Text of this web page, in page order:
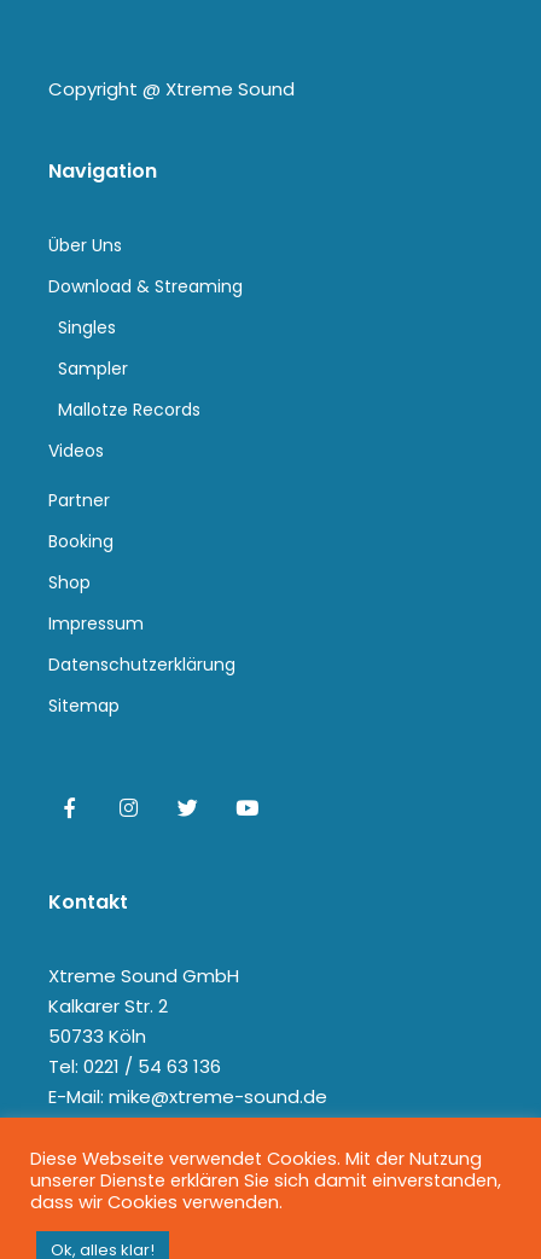
Copyright @ Xtreme Sound
Navigation
Über Uns
Download & Streaming
Singles
Sampler
Mallotze Records
Videos
Partner
Booking
Shop
Impressum
Datenschutzerklärung
Sitemap
Kontakt
Xtreme Sound GmbH
Kalkarer Str. 2
50733 Köln
Tel: 0221 / 54 63 136
E-Mail: mike@xtreme-sound.de
Diese Webseite verwendet Cookies. Mit der Nutzung
unserer Dienste erklären Sie sich damit einverstanden,
dass wir Cookies verwenden.
Ok, alles klar!